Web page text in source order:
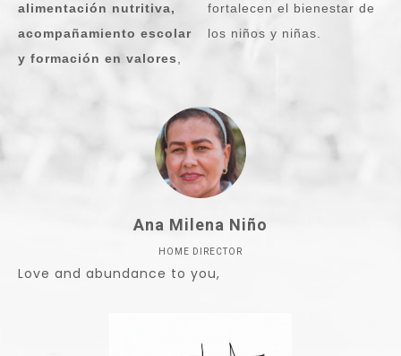
alimentación nutritiva,
acompañamiento escolar
y formación en valores,
fortalecen el bienestar de
los niños y niñas.
Ana Milena Niño
HOME DIRECTOR
Love and abundance to you,